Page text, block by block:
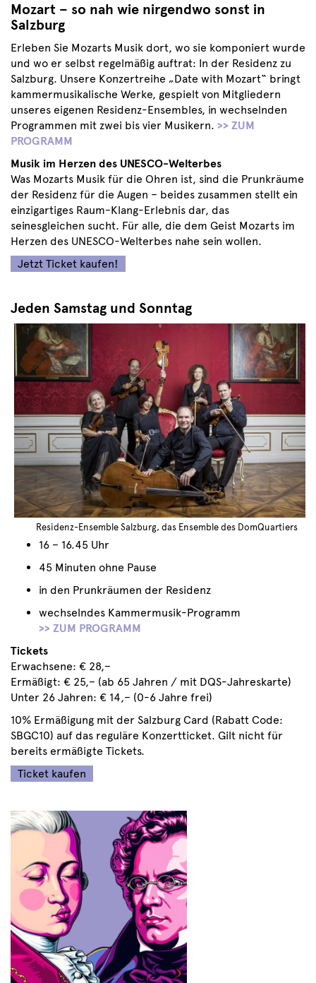
Mozart – so nah wie nirgendwo sonst in
Salzburg
Erleben Sie Mozarts Musik dort, wo sie komponiert wurde
und wo er selbst regelmäßig auftrat: In der Residenz zu
Salzburg. Unsere Konzertreihe „Date with Mozart“ bringt
kammermusikalische Werke, gespielt von Mitgliedern
unseres eigenen Residenz-Ensembles, in wechselnden
Programmen mit zwei bis vier Musikern. >> ZUM
PROGRAMM
Musik im Herzen des UNESCO-Welterbes
Was Mozarts Musik für die Ohren ist, sind die Prunkräume
der Residenz für die Augen – beides zusammen stellt ein
einzigartiges Raum-Klang-Erlebnis dar, das
seinesgleichen sucht. Für alle, die dem Geist Mozarts im
Herzen des UNESCO-Welterbes nahe sein wollen.
Jetzt Ticket kaufen!
Jeden Samstag und Sonntag
Residenz-Ensemble Salzburg, das Ensemble des DomQuartiers
16 – 16.45 Uhr
45 Minuten ohne Pause
in den Prunkräumen der Residenz
wechselndes Kammermusik-Programm
>> ZUM PROGRAMM
Tickets
Erwachsene: € 28,–
Ermäßigt: € 25,– (ab 65 Jahren / mit DQS-Jahreskarte)
Unter 26 Jahren: € 14,– (0-6 Jahre frei)
10% Ermäßigung mit der Salzburg Card (Rabatt Code:
SBGC10) auf das reguläre Konzertticket. Gilt nicht für
bereits ermäßigte Tickets.
Ticket kaufen